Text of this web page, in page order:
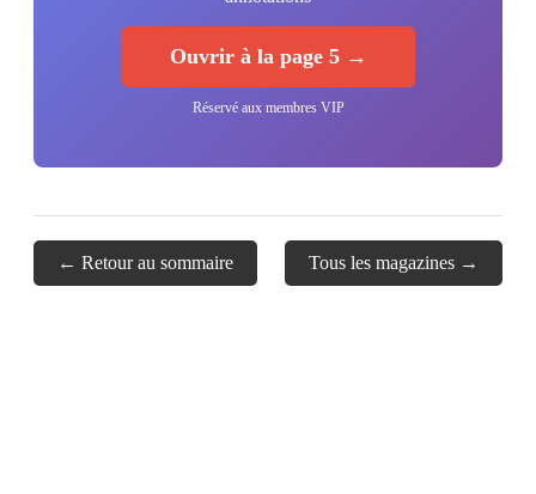
Ouvrir à la page 5 →
Réservé aux membres VIP
← Retour au sommaire Tous les magazines →